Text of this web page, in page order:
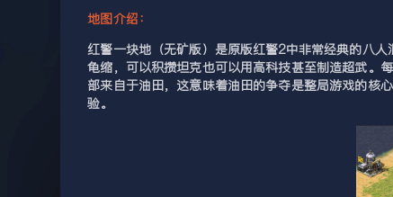
地图介绍：
红警一块地（无矿版）是原版红警2中非常经典的八
龟缩，可以积攒坦克也可以用高科技甚至制造超武。
部来自于油田，这意味着油田的争夺是整局游戏的核
验。